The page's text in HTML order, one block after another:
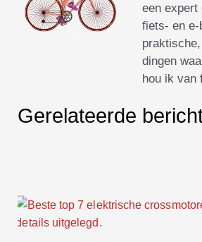
een expert
fiets- en e-
dingen
hou ik van
Gerelateerde